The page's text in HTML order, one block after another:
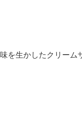
を生かしたクリー